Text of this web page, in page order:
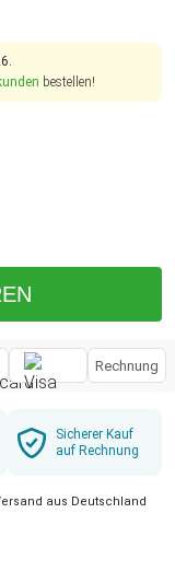
bestellen!
Rechnung
Sicherer Kauf
auf Rechnung
aus Deutschland